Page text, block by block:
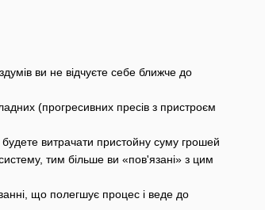
ви не відчуєте себе ближче до
(прогресивних пресів з пристроєм
витрачати пристойну суму грошей
тим більше ви «пов'язані» з цим
що полегшує процес і веде до